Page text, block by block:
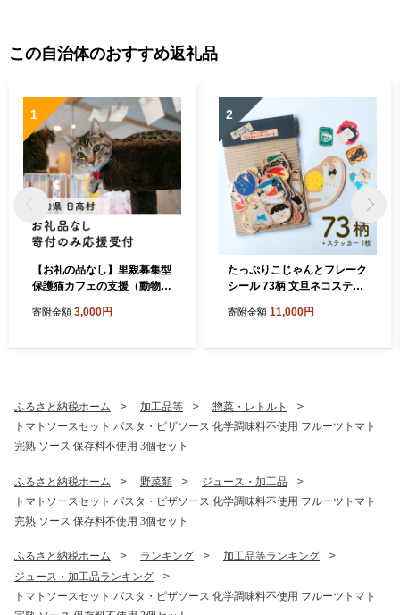
この自治体のおすすめ返礼品
1
【お礼の品なし】里親募集型
保護猫カフェの支援（動物愛
寄附金額 3,000円
2
たっぷりこじゃんとフレーク
シール 73柄 文旦ネコステッ
カハシカヨコ
寄附金額 11,000円
ふるさと納税ホーム 加工品等
惣菜・レトルト
トマトソースセット パスタ・ピザソース 化学調味料不使用 フルーツトマト
完熟 ソース 保存料不使用 3個セット
ふるさと納税ホーム 野菜類
ジュース・加工品
トマトソースセット パスタ・ピザソース 化学調味料不使用 フルーツトマト
完熟 ソース 保存料不使用 3個セット
ふるさと納税ホーム ランキング
加工品等ランキング
ジュース・加工品ランキング
トマトソースセット パスタ・ピザソース 化学調味料不使用 フルーツトマト